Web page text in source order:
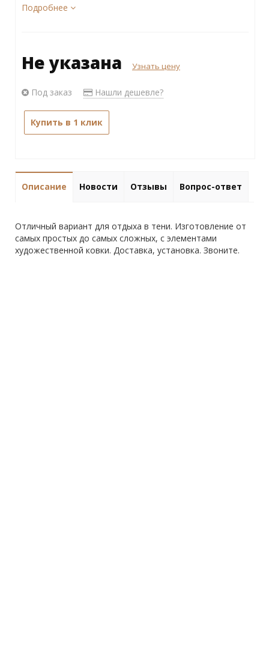
Подробнее
Не указана Узнать цену
Под заказ Нашли дешевле?
Купить в 1 клик
Описание Новости Отзывы Вопрос-ответ
Отличный вариант для отдыха в тени. Изготовление от
самых простых до самых сложных, с элементами
художественной ковки. Доставка, установка. Звоните.